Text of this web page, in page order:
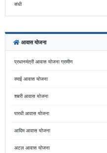
संधी
आवास योजना
प्रधानमंत्री आवास योजना ग्रामीण
रमाई आवास योजना
शबरी आवास योजना
पारधी आवास योजना
आदिम आवास योजना
अटल आवास योजना